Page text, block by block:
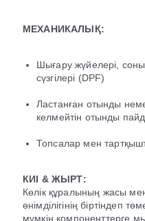
МЕХАНИКАЛЫҚ:
Шығару жүйелері,
сүзгілері (DPF)
Ластанған отынды
келмейтін отынды
Топсалар мен
КИІ & ЖЫРТ:
Көлік құралының жасы
өнімділігінің біртіндеп
мүмкін компоненттерге